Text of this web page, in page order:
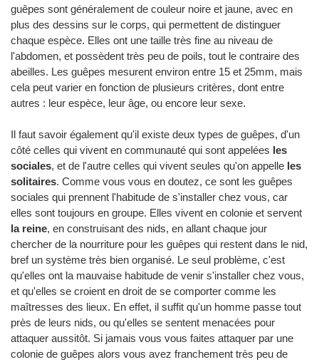
guêpes sont généralement de couleur noire et jaune, avec en
plus des dessins sur le corps, qui permettent de distinguer
chaque espèce. Elles ont une taille très fine au niveau de
l'abdomen, et possèdent très peu de poils, tout le contraire des
abeilles. Les guêpes mesurent environ entre 15 et 25mm, mais
cela peut varier en fonction de plusieurs critères, dont entre
autres : leur espèce, leur âge, ou encore leur sexe.
Il faut savoir également qu'il existe deux types de guêpes, d'un
côté celles qui vivent en communauté qui sont appelées les
sociales, et de l'autre celles qui vivent seules qu'on appelle les
solitaires. Comme vous vous en doutez, ce sont les guêpes
sociales qui prennent l'habitude de s'installer chez vous, car
elles sont toujours en groupe. Elles vivent en colonie et servent
la reine, en construisant des nids, en allant chaque jour
chercher de la nourriture pour les guêpes qui restent dans le nid,
bref un système très bien organisé. Le seul problème, c'est
qu'elles ont la mauvaise habitude de venir s'installer chez vous,
et qu'elles se croient en droit de se comporter comme les
maîtresses des lieux. En effet, il suffit qu'un homme passe tout
près de leurs nids, ou qu'elles se sentent menacées pour
attaquer aussitôt. Si jamais vous vous faites attaquer par une
colonie de guêpes alors vous avez franchement très peu de